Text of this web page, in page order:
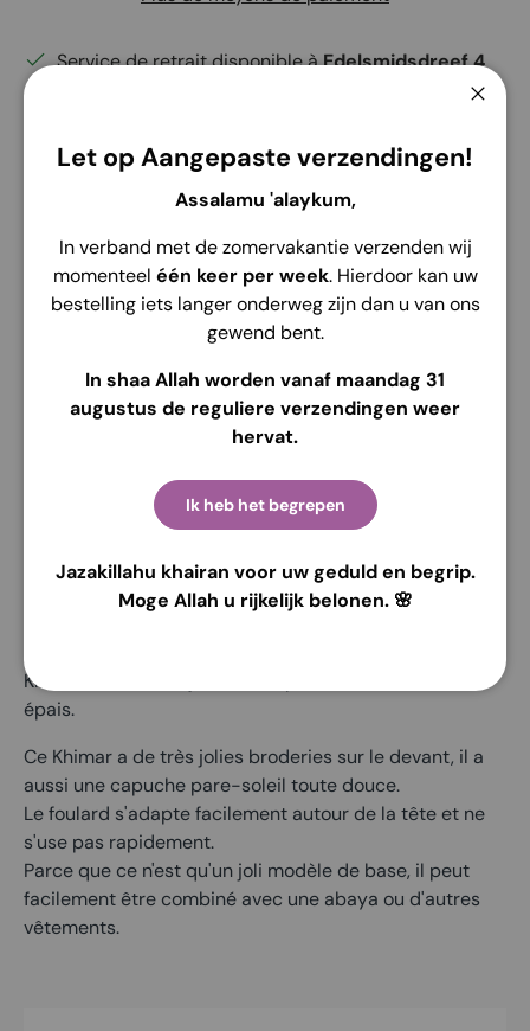
Service de retrait disponible àEdelsmidsdreef 4
Description Envoi Retour
Marque : Alila Kids
Coton
Motif de tissage : Coton stretch
Matelas : 6 t/m 12
Couleur : Différentes couleurs disponibles
Description du produit
Khimar Yara est un joli foulard pour enfant en coton
épais.
Ce Khimar a de très jolies broderies sur le devant, il a
aussi une capuche pare-soleil toute douce.
Le foulard s'adapte facilement autour de la tête et ne
s'use pas rapidement.
Parce que ce n'est qu'un joli modèle de base, il peut
facilement être combiné avec une abaya ou d'autres
vêtements.
Let op Aangepaste verzendingen!
Assalamu 'alaykum,
In verband met de zomervakantie verzenden wij
momenteel één keer per week. Hierdoor kan uw
bestelling iets langer onderweg zijn dan u van ons
gewend bent.
In shaa Allah worden vanaf maandag 31
augustus de reguliere verzendingen weer
hervat.
Ik heb het begrepen
Jazakillahu khairan voor uw geduld en begrip.
Moge Allah u rijkelijk belonen. 🌸